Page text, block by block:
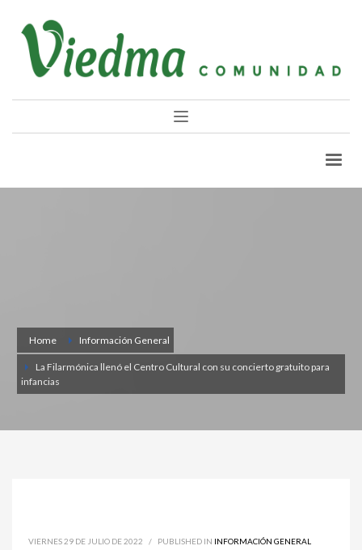
Home Información General
La Filarmónica llenó el Centro Cultural con su concierto gratuito para
infancias
VIERNES 29 DE JULIO DE 2022 / PUBLISHED IN INFORMACIÓN GENERAL